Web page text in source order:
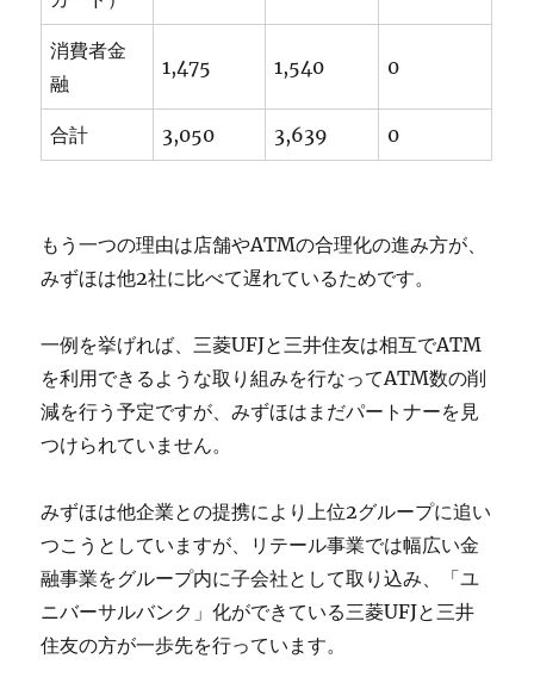
消費者金
融
1,475 1,540 0
合計 3,050 3,639 0
もう一つの理由は店舗やATMの合理化の進み方が、
みずほは他2社に比べて遅れているためです。
一例を挙げれば、三菱UFJと三井住友は相互でATM
を利用できるような取り組みを行なってATM数の削
減を行う予定ですが、みずほはまだパートナーを見
つけられていません。
みずほは他企業との提携により上位2グループに追い
つこうとしていますが、リテール事業では幅広い金
融事業をグループ内に子会社として取り込み、「ユ
ニバーサルバンク」化ができている三菱UFJと三井
住友の方が一歩先を行っています。